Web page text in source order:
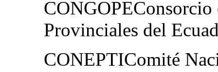
Provinciales del
CONEPTIComité